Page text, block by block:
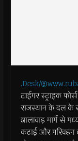
.Desk/
टाईगर स्ट्राइक
राजस्थान के दल के
झालावाड़ मार्ग से
कटाई और परिवहन